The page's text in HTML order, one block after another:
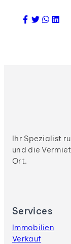
Ihr Spezialist
und die
Ort.
Services
Immobilien
Verkauf